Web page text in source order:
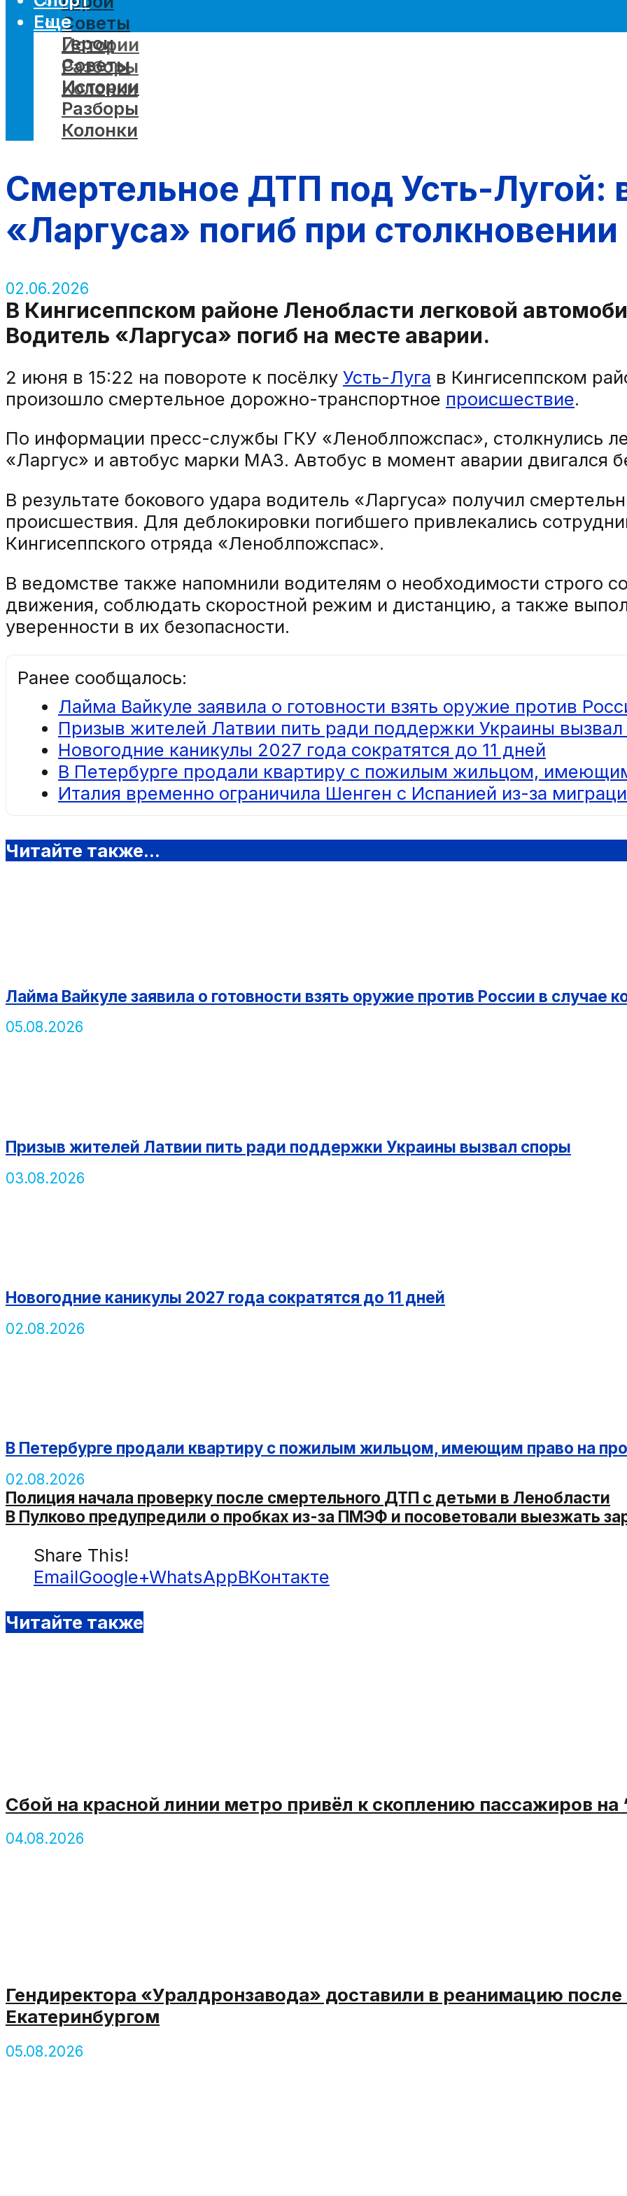
Советы
Истории
Разборы
Колонки
Еще
Герои
Советы
Истории
Разборы
Колонки
Смертельное ДТП под Усть-Лугой:
«Ларгуса» погиб при
02.06.2026
В Кингисеппском районе Ленобласти легковой
Водитель «Ларгуса» погиб на месте аварии.
2 июня в 15:22 на повороте к посёлку Усть-Луга в Кингисеппском
произошло смертельное дорожно-транспортное происшествие.
По информации пресс-службы ГКУ «Леноблпожспас», столкнулись
«Ларгус» и автобус марки МАЗ. Автобус в момент аварии двигался
В результате бокового удара водитель «Ларгуса» получил
происшествия. Для деблокировки погибшего привлекались
Кингисеппского отряда «Леноблпожспас».
В ведомстве также напомнили водителям о необходимости строго
движения, соблюдать скоростной режим и дистанцию, а также
уверенности в их безопасности.
Ранее сообщалось:
Лайма Вайкуле заявила о готовности взять оружие против
Призыв жителей Латвии пить ради поддержки Украины
Новогодние каникулы 2027 года сократятся до 11 дней
В Петербурге продали квартиру с пожилым жильцом,
Италия временно ограничила Шенген с Испанией из-за
Читайте также...
Лайма Вайкуле заявила о готовности взять оружие против России в случае
05.08.2026
Призыв жителей Латвии пить ради поддержки Украины вызвал споры
03.08.2026
Новогодние каникулы 2027 года сократятся до 11 дней
02.08.2026
В Петербурге продали квартиру с пожилым жильцом, имеющим право на
02.08.2026
Полиция начала проверку после смертельного ДТП с детьми в Ленобласти
В Пулково предупредили о пробках из-за ПМЭФ и посоветовали выезжать
Share This!
EmailGoogle+WhatsAppВКонтакте
Читайте также
Сбой на красной линии метро привёл к скоплению пассажиров
04.08.2026
Гендиректора «Уралдронзавода» доставили в реанимацию
Екатеринбургом
05.08.2026